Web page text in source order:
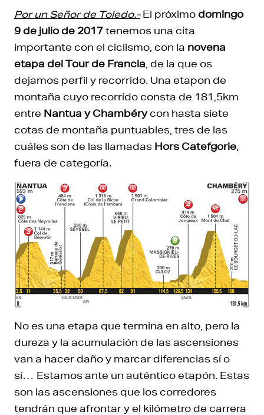
Por un Señor de Toledo.-El próximodomingo
9 de julio de 2017tenemos una cita
importante con el ciclismo, con la novena
etapa del Tour de Francia , de la que os
dejamos perfil y recorrido. Una etapon de
montaña cuyo recorrido consta de 181,5km
entre Nantua y Chambérycon hasta siete
cotas de montaña puntuables, tres de las
cuáles son de las llamadas Hors Catefgorie
fuera de categoría.
No es una etapa que termina en alto, pero la
dureza y la acumulación de las ascensiones
van a hacer daño y marcar diferencias sí o
sí… Estamos ante un auténtico etapón. Estas
son las ascensiones que los corredores
tendrán que afrontar y el kilómetro de carrera